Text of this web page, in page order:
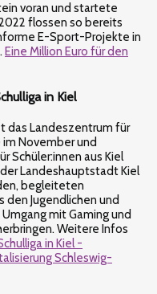
voran und startete
flossen so bereits
E-Sport-Projekte in
Eine Million Euro für den
in Kiel
das Landeszentrum für
im November und
Schüler:innen aus Kiel
Landeshauptstadt Kiel
begleiteten
Jugendlichen und
mit Gaming und
Weitere Infos
in Kiel -
Schleswig-